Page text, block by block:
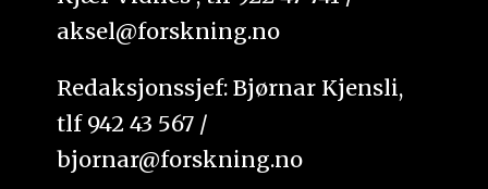
aksel@forskning.no
Redaksjonssjef: Bjørnar Kjensli,
tlf 942 43 567 /
bjornar@forskning.no